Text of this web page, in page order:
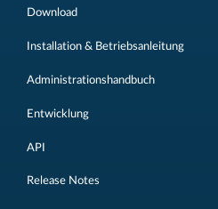
Download
Installation & Betriebsanleitung
Administrationshandbuch
Entwicklung
API
Release Notes